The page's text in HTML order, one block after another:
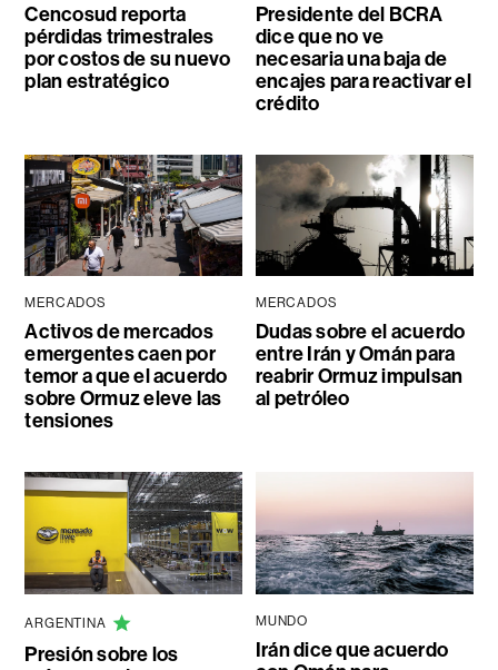
Cencosud reporta
pérdidas trimestrales
por costos de su nuevo
plan estratégico
Presidente del BCRA
dice que no ve
necesaria una baja de
encajes para reactivar el
crédito
MERCADOS
Activos de mercados
emergentes caen por
temor a que el acuerdo
sobre Ormuz eleve las
tensiones
MERCADOS
Dudas sobre el acuerdo
entre Irán y Omán para
reabrir Ormuz impulsan
al petróleo
ARGENTINA
Presión sobre los
MUNDO
Irán dice que acuerdo